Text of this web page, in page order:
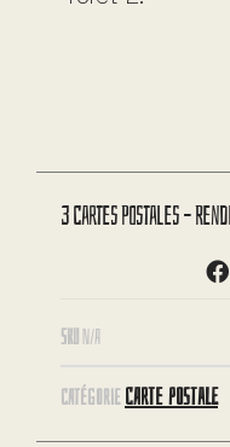
3 Cartes Postales –
SKU N/A
CATÉGORIE CARTE POSTALE